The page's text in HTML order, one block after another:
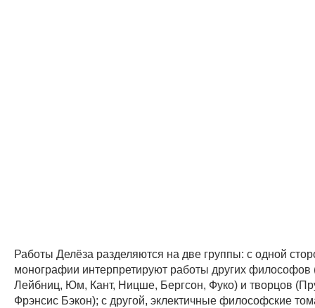
Работы Делёза разделяются на две группы: с одной
монографии интерпретируют работы других философов
Лейбниц, Юм, Кант, Ницше , Бергсон, Фуко) и творцов (
Фрэнсис Бэкон); с другой, эклектичные философские